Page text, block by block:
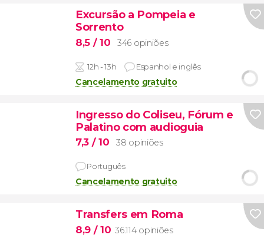
Excursão a Pompeia e
Sorrento
8,5 / 10 346 opiniões
12h - 13h Espanhol e inglês
Cancelamento gratuito
Ingresso do Coliseu, Fórum e
Palatino com audioguia
7,3 / 10 38 opiniões
Português
Cancelamento gratuito
Transfers em Roma
8,9 / 10 36.114 opiniões